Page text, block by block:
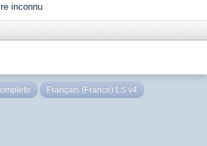
inconnu
Français (France) LS v4